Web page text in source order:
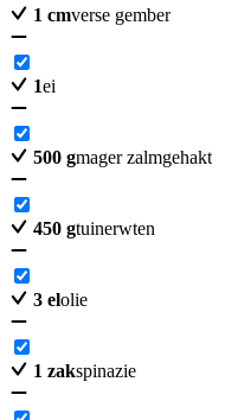
1 cmverse gember
1ei
500 gmager zalmgehakt
450 gtuinerwten
3 elolie
1 zakspinazie